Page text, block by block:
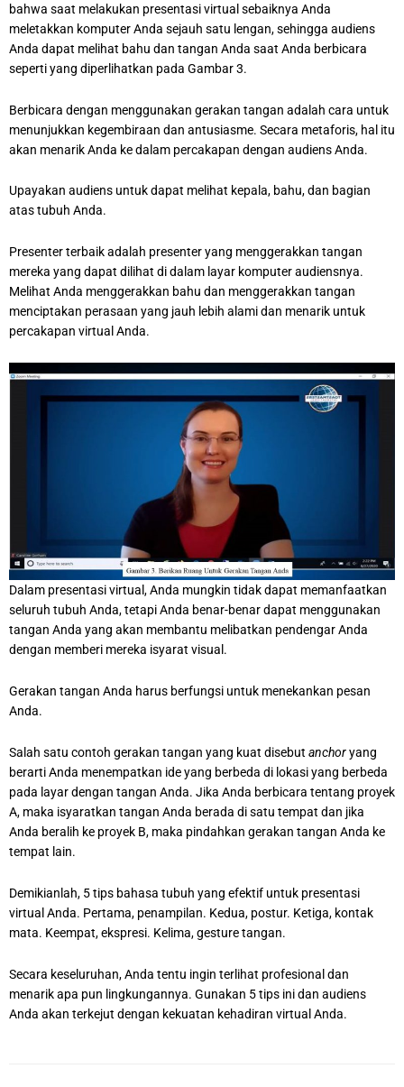
bahwa saat melakukan presentasi virtual sebaiknya Anda
meletakkan komputer Anda sejauh satu lengan, sehingga audiens
Anda dapat melihat bahu dan tangan Anda saat Anda berbicara
seperti yang diperlihatkan pada Gambar 3.
Berbicara dengan menggunakan gerakan tangan adalah cara untuk
menunjukkan kegembiraan dan antusiasme. Secara metaforis, hal itu
akan menarik Anda ke dalam percakapan dengan audiens Anda.
Upayakan audiens untuk dapat melihat kepala, bahu, dan bagian
atas tubuh Anda.
Presenter terbaik adalah presenter yang menggerakkan tangan
mereka yang dapat dilihat di dalam layar komputer audiensnya.
Melihat Anda menggerakkan bahu dan menggerakkan tangan
menciptakan perasaan yang jauh lebih alami dan menarik untuk
percakapan virtual Anda.
Dalam presentasi virtual, Anda mungkin tidak dapat memanfaatkan
seluruh tubuh Anda, tetapi Anda benar-benar dapat menggunakan
tangan Anda yang akan membantu melibatkan pendengar Anda
dengan memberi mereka isyarat visual.
Gerakan tangan Anda harus berfungsi untuk menekankan pesan
Anda.
Salah satu contoh gerakan tangan yang kuat disebut anchoryang
berarti Anda menempatkan ide yang berbeda di lokasi yang berbeda
pada layar dengan tangan Anda. Jika Anda berbicara tentang proyek
A, maka isyaratkan tangan Anda berada di satu tempat dan jika
Anda beralih ke proyek B, maka pindahkan gerakan tangan Anda ke
tempat lain.
Demikianlah, 5 tips bahasa tubuh yang efektif untuk presentasi
virtual Anda. Pertama, penampilan. Kedua, postur. Ketiga, kontak
mata. Keempat, ekspresi. Kelima, gesture tangan.
Secara keseluruhan, Anda tentu ingin terlihat profesional dan
menarik apa pun lingkungannya. Gunakan 5 tips ini dan audiens
Anda akan terkejut dengan kekuatan kehadiran virtual Anda.